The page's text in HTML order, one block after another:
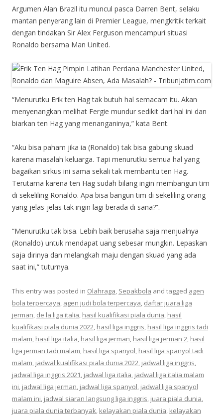
Argumen Alan Brazil itu muncul pasca Darren Bent, selaku
mantan penyerang lain di Premier League, mengkritik terkait
dengan tindakan Sir Alex Ferguson mencampuri situasi
Ronaldo bersama Man United.
“Menurutku Erik ten Hag tak butuh hal semacam itu. Akan
menyenangkan melihat Fergie mundur sedikit dari hal ini dan
biarkan ten Hag yang menanganinya,” kata Bent.
“Aku bisa paham jika ia (Ronaldo) tak bisa gabung skuad
karena masalah keluarga. Tapi menurutku semua hal yang
bagaikan sirkus ini sama sekali tak membantu ten Hag.
Terutama karena ten Hag sudah bilang ingin membangun tim
di sekeliling Ronaldo. Apa bisa bangun tim di sekeliling orang
yang jelas-jelas tak ingin lagi berada di sana?”.
“Menurutku tak bisa. Lebih baik berusaha saja menjualnya
(Ronaldo) untuk mendapat uang sebesar mungkin. Lepaskan
saja dirinya dan melangkah maju dengan skuad yang ada
saat ini,” tuturnya.
This entry was posted in Olahraga, Sepakbola and tagged agen
bola terpercaya, agen judi bola terpercaya, daftar juara liga
jerman, de la liga italia, hasil kualifikasi piala dunia, hasil
kualifikasi piala dunia 2022, hasil liga inggris, hasil liga inggris tadi
malam, hasil liga italia, hasil liga jerman, hasil liga jerman 2, hasil
liga jerman tadi malam, hasil liga spanyol, hasil liga spanyol tadi
malam, jadwal kualifikasi piala dunia 2022, jadwal liga inggris,
jadwal liga inggris 2021, jadwal liga italia, jadwal liga italia malam
ini, jadwal liga jerman, jadwal liga spanyol, jadwal liga spanyol
malam ini, jadwal siaran langsung liga inggris, juara piala dunia,
juara piala dunia terbanyak, kelayakan piala dunia, kelayakan